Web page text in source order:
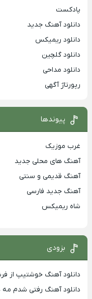
پادکست
دانلود آهنگ جدید
دانلود ریمیکس
دانلود گلچین
دانلود مداحی
رپورتاژ آگهی
پیوندها
غرب موزیک
آهنگ های محلی جدید
آهنگ قدیمی و سنتی
آهنگ جدید فارسی
شاه ریمیکس
بزودی
دانلود آهنگ خوشتیپ از
دانلود آهنگ رفتی شدم مه